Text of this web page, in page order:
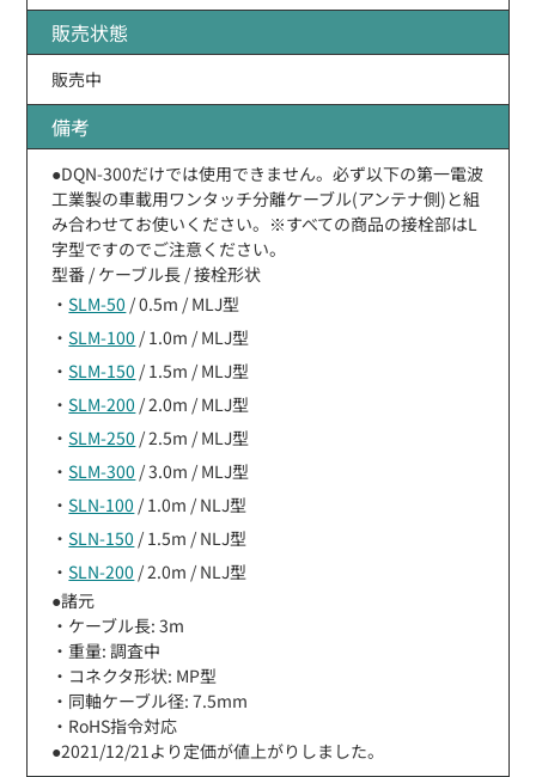
販売状態
販売中
備考
●DQN-300だけでは使用できません。必ず以下の第一電波
工業製の車載用ワンタッチ分離ケーブル(アンテナ側)と組
み合わせてお使いください。※すべての商品の接栓部はL
字型ですのでご注意ください。
型番 / ケーブル長 / 接栓形状
・SLM-50 / 0.5m / MLJ型
・SLM-100 / 1.0m / MLJ型
・SLM-150 / 1.5m / MLJ型
・SLM-200 / 2.0m / MLJ型
・SLM-250 / 2.5m / MLJ型
・SLM-300 / 3.0m / MLJ型
・SLN-100 / 1.0m / NLJ型
・SLN-150 / 1.5m / NLJ型
・SLN-200 / 2.0m / NLJ型
●諸元
・ケーブル長: 3m
・重量: 調査中
・コネクタ形状: MP型
・同軸ケーブル径: 7.5mm
・RoHS指令対応
●2021/12/21より定価が値上がりしました。